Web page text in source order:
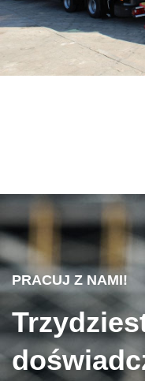
PRACUJ Z NAMI!